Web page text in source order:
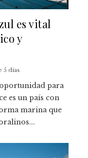
es vital
y
5 días
para
es un país con
marina que